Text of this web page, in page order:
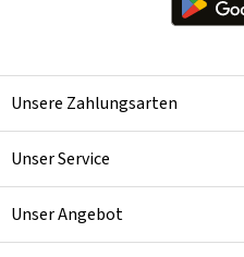
Unsere Zahlungsarten
Unser Service
Unser Angebot